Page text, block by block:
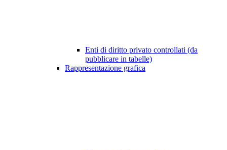
Enti di diritto privato controllati (da
pubblicare in tabelle)
Rappresentazione grafica